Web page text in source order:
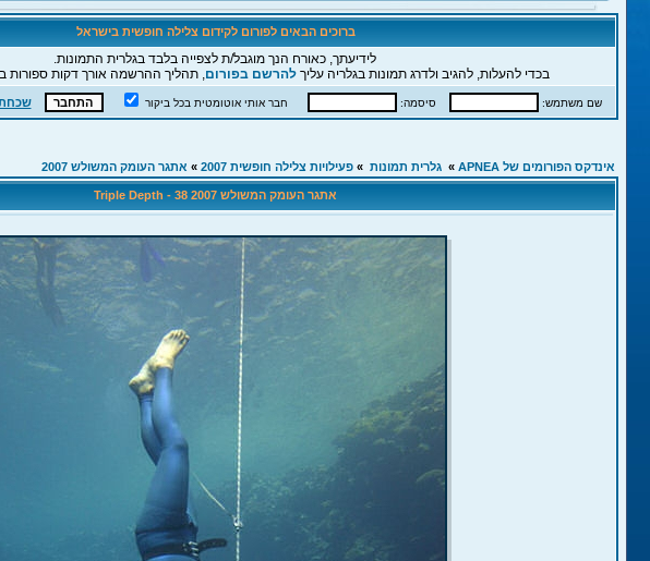
ברוכים הבאים לפורום לקידום צלילה חופשית בישראל
לידיעתך, כאורח הנך מוגבל/ת לצפייה בלבד בגלרית התמונות.
בכדי להעלות, להגיב ולדרג תמונות בגלריה עליךלהרשם בפורום, תהליך ההרשמה אורך דקות ספורות
שם משתמש: סיסמה: חבר אותי אוטומטית בכל ביקור
אינדקס הפורומים של APNEA » גלרית תמונות » פעילויות צלילה חופשית 2007 » אתגר העומק המשולש 2007
אתגר העומק המשולש 2007 Triple Depth - 38